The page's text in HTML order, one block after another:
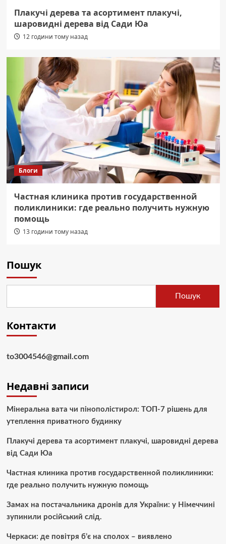
Плакучі дерева та асортимент плакучі,
шаровидні дерева від Сади Юа
12 години тому назад
Блоги
Частная клиника против государственной
поликлиники: где реально получить нужную
помощь
13 години тому назад
Пошук
Пошук
Контакти
to3004546@gmail.com
Недавні записи
Мінеральна вата чи пінополістирол: ТОП-7 рішень для
утеплення приватного будинку
Плакучі дерева та асортимент плакучі, шаровидні дерева
від Сади Юа
Частная клиника против государственной поликлиники:
где реально получить нужную помощь
Замах на постачальника дронів для України: у Німеччині
зупинили російський слід.
Черкаси: де повітря б’є на сполох – виявлено